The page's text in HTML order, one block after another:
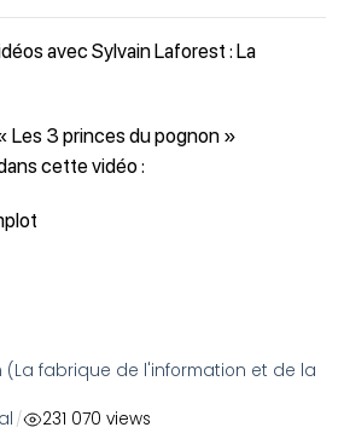
avec Sylvain Laforest : La
Les 3 princes du pognon »
cette vidéo :
(La fabrique de l'information et de la
/ 231 070 views